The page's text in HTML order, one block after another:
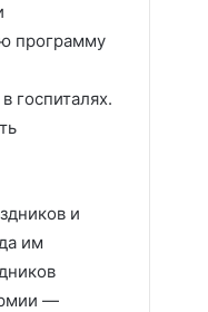
программу
госпиталях.
и
им
—